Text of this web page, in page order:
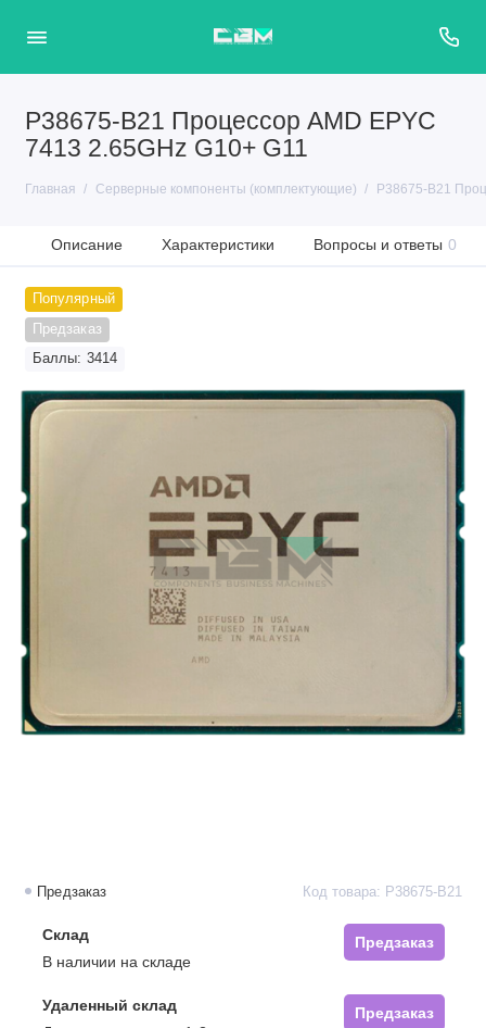
P38675-B21 Процессор AMD EPYC
7413 2.65GHz G10+ G11
Главная Серверные компоненты (комплектующие) P38675-B21
Описание Характеристики Вопросы и ответы 0
Популярный
Предзаказ
Баллы: 3414
Предзаказ Код товара: P38675-B21
Склад
Предзаказ
В наличии на складе
Удаленный склад
Предзаказ